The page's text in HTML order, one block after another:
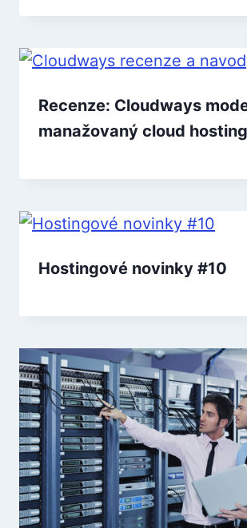
Recenze: Cloudways
manažovaný cloud hosting
Hostingové novinky #10